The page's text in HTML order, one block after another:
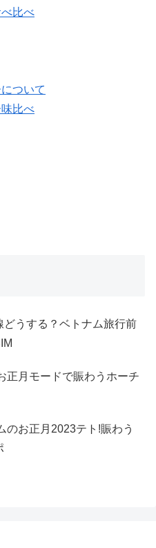
比べ
ついて
比べ
うする？ベトナム旅行前
正月モードで賑わうホーチ
のお正月2023テト!賑わう